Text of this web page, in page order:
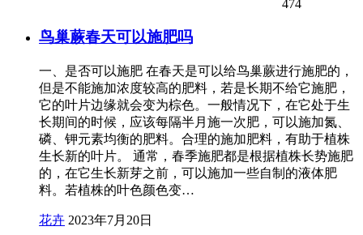
474
鸟巢蕨春天可以施肥吗
一、是否可以施肥 在春天是可以给鸟巢蕨进行施肥的，
但是不能施加浓度较高的肥料，若是长期不给它施肥，
它的叶片边缘就会变为棕色。一般情况下，在它处于生
长期间的时候，应该每隔半月施一次肥，可以施加氮、
磷、钾元素均衡的肥料。合理的施加肥料，有助于植株
生长新的叶片。 通常，春季施肥都是根据植株长势施肥
的，在它生长新芽之前，可以施加一些自制的液体肥
料。若植株的叶色颜色变…
花卉 2023年7月20日